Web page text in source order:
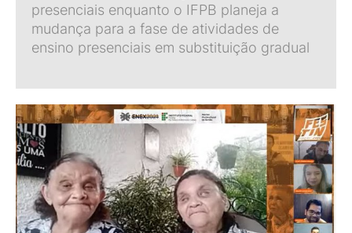
presenciais enquanto o IFPB planeja a
mudança para a fase de atividades de
ensino presenciais em substituição gradual